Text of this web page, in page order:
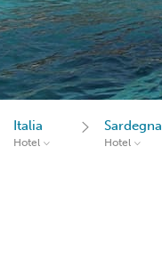
Italia
Hotel
Sardegna
Hotel